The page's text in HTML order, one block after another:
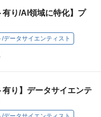
有り/AI領域に特化】プ
データサイエンティスト
有り】データサイエンテ